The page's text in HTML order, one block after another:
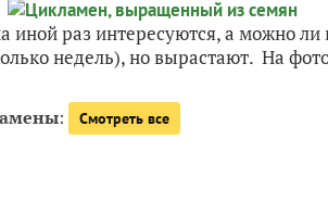
иной раз интересуются, а можно
недель), но вырастают. На
: Смотреть все